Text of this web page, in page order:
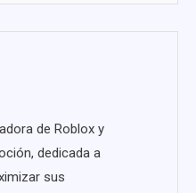
de Roblox y
dedicada a
sus